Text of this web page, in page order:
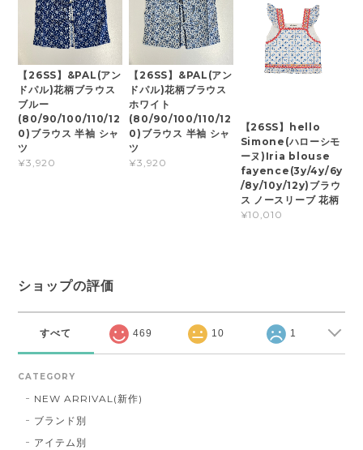
【26SS】&PAL(アン
ドパル)花柄ブラウス
ブルー
(80/90/100/110/12
0)ブラウス 半袖 シャ
ツ
¥3,920
【26SS】&PAL(アン
ドパル)花柄ブラウス
ホワイト
(80/90/100/110/12
0)ブラウス 半袖 シャ
ツ
¥3,920
【26SS】hello
Simone(ハローシモ
ーヌ)Iria blouse
fayence(3y/4y/6y
/8y/10y/12y)ブラウ
ス ノースリーブ 花柄
¥10,010
ショップの評価
すべて 469 10 1
CATEGORY
NEW ARRIVAL(新作)
ブランド別
アイテム別